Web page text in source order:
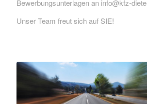
Bewerbungsunterlagen an info@kfz-
Unser Team freut sich auf SIE!